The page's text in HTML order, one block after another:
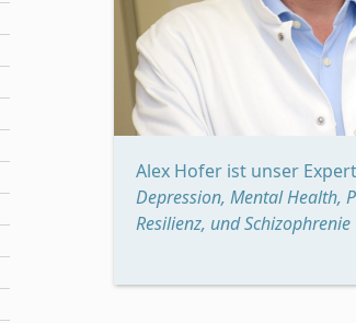
Alex Hofer ist unser
Depression, Mental Health,
Resilienz, und Schizophrenie